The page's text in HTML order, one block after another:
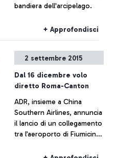
bandiera dell'arcipelago.
+ Approfondisci
2 settembre 2015
Dal 16 dicembre volo
diretto Roma-Canton
ADR, insieme a China
Southern Airlines, annuncia
il lancio di un collegamento
tra l’aeroporto di Fiumicino